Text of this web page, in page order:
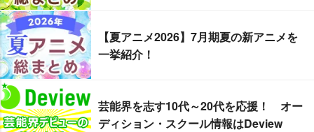
【夏アニメ2026】7月期夏の新アニメを
一挙紹介！
芸能界を志す10代～20代を応援！ オー
ディション・スクール情報はDeview